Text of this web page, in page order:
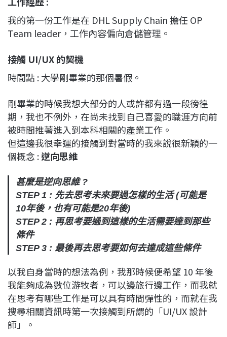
我的第一份工作是在 DHL Supply Chain 擔任 OP
Team leader，工作內容偏向倉儲管理。
接觸 UI/UX 的契機
時間點 : 大學剛畢業的那個暑假。
剛畢業的時候我想大部分的人或許都有過一段徬徨
期，我也不例外，在尚未找到自己喜愛的職涯方向前
被時間推著進入到本科相關的產業工作。
但這邊我很幸運的接觸到對當時的我來說很新穎的一
個概念 :逆向思維
甚麼是逆向思維 ?
STEP 1 : 先去思考未來要過怎樣的生活 (可能是
10年後，也有可能是20年後)
STEP 2 : 再思考要過到這樣的生活需要達到那些
條件
STEP 3 : 最後再去思考要如何去達成這些條件
以我自身當時的想法為例，我那時候便希望 10 年後
我能夠成為數位游牧者，可以邊旅行邊工作，而我就
在思考有哪些工作是可以具有時間彈性的，而就在我
搜尋相關資訊時第一次接觸到所謂的「UI/UX 設計
師」。